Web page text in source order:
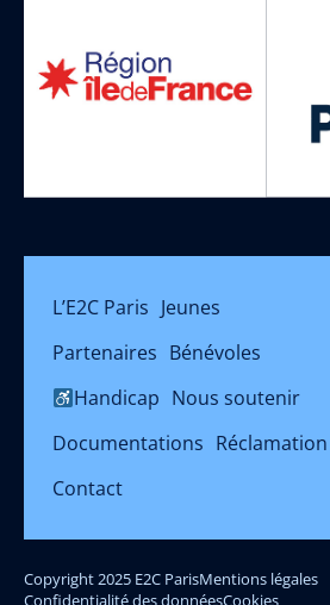
L’E2C Paris Jeunes
Partenaires Bénévoles
Handicap Nous soutenir
Documentations Réclamation
Contact
Copyright 2025 E2C ParisMentions légales
Confidentialité des donnéesCookies